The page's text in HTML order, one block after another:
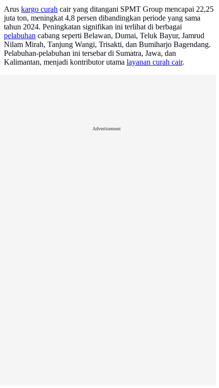
Arus kargo curah cair yang ditangani SPMT Group mencapai 22,25
juta ton, meningkat 4,8 persen dibandingkan periode yang sama
tahun 2024. Peningkatan signifikan ini terlihat di berbagai
pelabuhan cabang seperti Belawan, Dumai, Teluk Bayur, Jamrud
Nilam Mirah, Tanjung Wangi, Trisakti, dan Bumiharjo Bagendang.
Pelabuhan-pelabuhan ini tersebar di Sumatra, Jawa, dan
Kalimantan, menjadi kontributor utama layanan curah cair.
Advertisement